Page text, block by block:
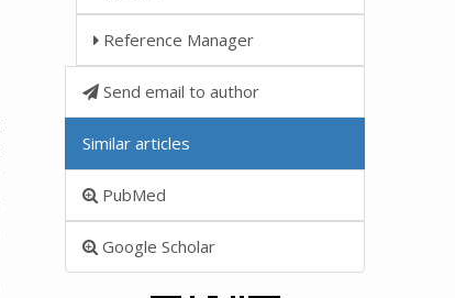
Reference Manager
Send email to author
Similar articles
PubMed
Google Scholar